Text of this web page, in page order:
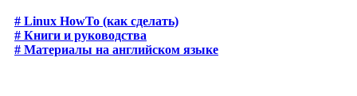
# Linux HowTo (как сделать)
# Книги и руководства
# Материалы на английском языке